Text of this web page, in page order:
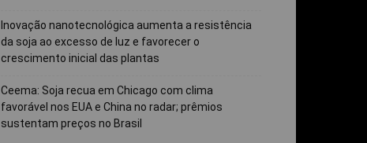
Inovação nanotecnológica aumenta a resistência
da soja ao excesso de luz e favorecer o
crescimento inicial das plantas
Ceema: Soja recua em Chicago com clima
favorável nos EUA e China no radar; prêmios
sustentam preços no Brasil